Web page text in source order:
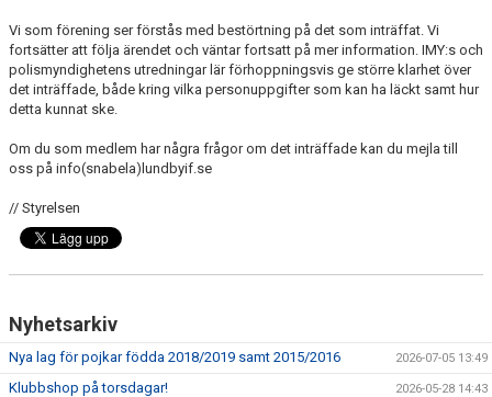
Vi som förening ser förstås med bestörtning på det som inträffat. Vi
fortsätter att följa ärendet och väntar fortsatt på mer information. IMY:s och
polismyndighetens utredningar lär förhoppningsvis ge större klarhet över
det inträffade, både kring vilka personuppgifter som kan ha läckt samt hur
detta kunnat ske.
Om du som medlem har några frågor om det inträffade kan du mejla till
oss på info(snabela)lundbyif.se
// Styrelsen
Nyhetsarkiv
Nya lag för pojkar födda 2018/2019 samt 2015/2016 2026-07-05 13:49
Klubbshop på torsdagar! 2026-05-28 14:43